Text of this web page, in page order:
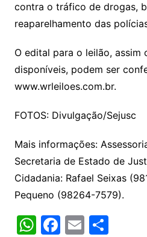
contra o tráfico de drogas,
reaparelhamento das
O edital para o leilão, assim
disponíveis, podem ser
www.wrleiloes.com.br.
FOTOS: Divulgação/Sejusc
Mais informações:
Secretaria de Estado de
Cidadania: Rafael Seixas
Pequeno (98264-7579).
W F E S